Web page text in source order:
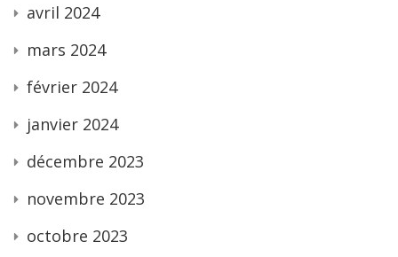
avril 2024
mars 2024
février 2024
janvier 2024
décembre 2023
novembre 2023
octobre 2023